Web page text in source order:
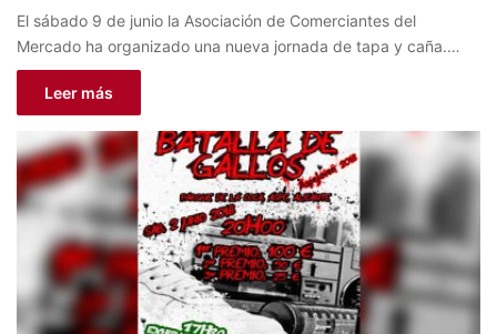
El sábado 9 de junio la Asociación de Comerciantes del
Mercado ha organizado una nueva jornada de tapa y caña.…
Leer más